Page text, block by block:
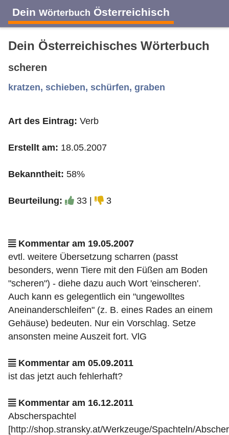
Dein Wörterbuch Österreichisch
A B C D E F G
J K L M
Dein Österreichisches Wörterbuch
scheren
kratzen, schieben, schürfen, graben
Art des Eintrag: Verb
Erstellt am: 18.05.2007
Bekanntheit: 58%
Beurteilung: 33 | 3
Kommentar am 19.05.2007
evtl. weitere Übersetzung scharren (passt
besonders, wenn Tiere mit den Füßen am Boden
"scheren") - diehe dazu auch Wort 'einscheren'.
Auch kann es gelegentlich ein "ungewolltes
Aneinanderschleifen" (z. B. eines Rades an einem
Gehäuse) bedeuten. Nur ein Vorschlag. Setze
ansonsten meine Auszeit fort. VlG
Kommentar am 05.09.2011
ist das jetzt auch fehlerhaft?
Kommentar am 16.12.2011
Abscherspachtel
[http://shop.stransky.at/Werkzeuge/Spachteln/